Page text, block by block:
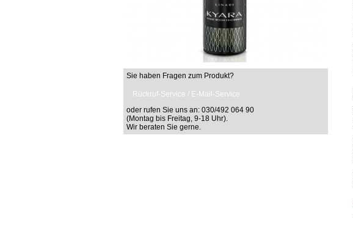
Sie haben Fragen zum Produkt?
Rückruf-Service / E-Mail-Service
oder rufen Sie uns an: 030/492 064 90
(Montag bis Freitag, 9-18 Uhr).
Wir beraten Sie gerne.